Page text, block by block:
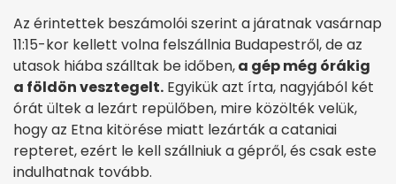
Az érintettek beszámolói szerint a járatnak vasárnap
11:15-kor kellett volna felszállnia Budapestről, de az
utasok hiába szálltak be időben,a gép még órákig
a földön vesztegelt. Egyikük azt írta, nagyjából két
órát ültek a lezárt repülőben, mire közölték velük,
hogy az Etna kitörése miatt lezárták a cataniai
repteret, ezért le kell szállniuk a gépről, és csak este
indulhatnak tovább.